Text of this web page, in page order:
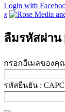
Login with
x
ลืมรหัสผ่าน
กรอกอีเมลของคุ
รหัสยืนยัน :